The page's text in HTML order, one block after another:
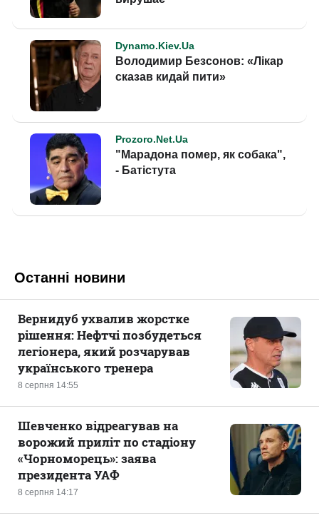
Останні новини
8 серпня 14:55
Вернидуб ухвалив жорстке
рішення: Нефтчі позбудеться
легіонера, який розчарував
українського тренера
8 серпня 14:17
Шевченко відреагував на
ворожий приліт по стадіону
«Чорноморець»: заява
президента УАФ